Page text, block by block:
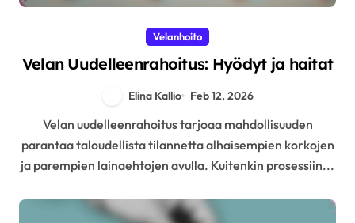
Velanhoito
Velan Uudelleenrahoitus: Hyödyt ja haitat
Elina Kallio Feb 12, 2026
Velan uudelleenrahoitus tarjoaa mahdollisuuden
parantaa taloudellista tilannetta alhaisempien korkojen
ja parempien lainaehtojen avulla. Kuitenkin prosessiin...